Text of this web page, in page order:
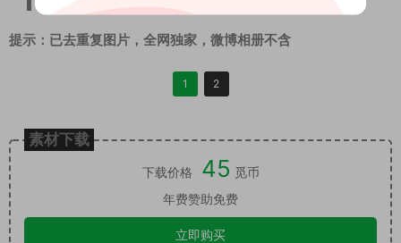
提示：已去重复图片，全网独家，微博相册不含
1 2
素材下载
下载价格 45 觅币
年费赞助免费
立即购买